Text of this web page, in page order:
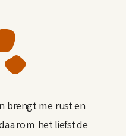
brengt me rust en
het liefst de